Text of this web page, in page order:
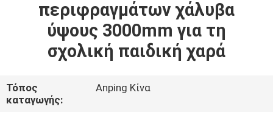
ΠΡΟΪΌΝΤΑ
ΠΕΡΊΠΟΥ
ΕΜΕΊΣ
περιφραγμάτων χάλυβα
ύψους 3000mm για τη
σχολική παιδική χαρά
Τόπος
καταγωγής:
Anping Κίνα